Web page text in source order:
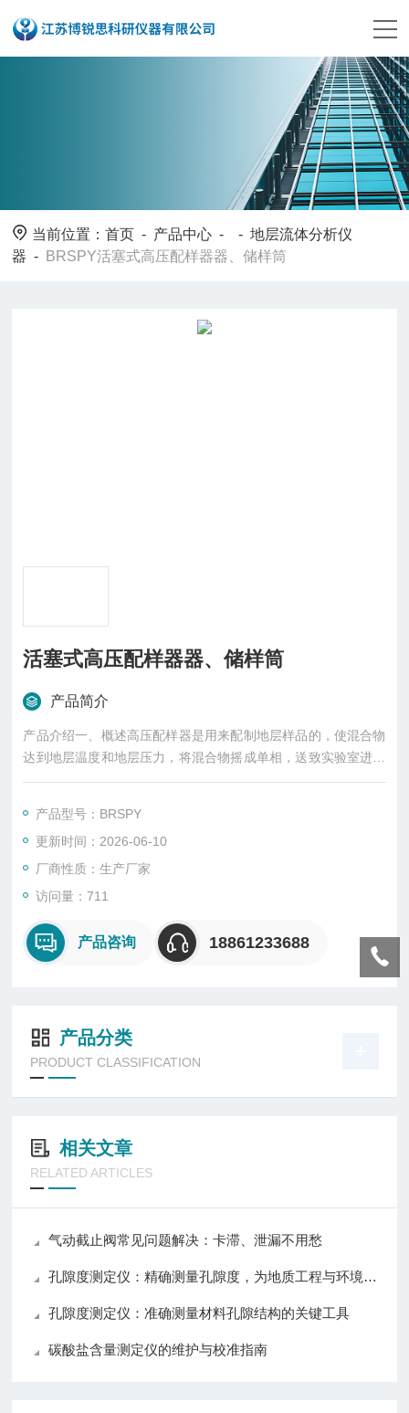
当前位置：首页 - 产品中心 - -地层流体分析仪
器 - BRSPY活塞式高压配样器器、储样筒
活塞式高压配样器器、储样筒
产品简介
产品介绍一、概述高压配样器是用来配制地层样品的，使混合物
达到地层温度和地层压力，将混合物摇成单相，送致实验室进行
油藏流体分析
产品型号：BRSPY
更新时间：2026-06-10
厂商性质：生产厂家
访问量：711
产品咨询 18861233688
产品分类
PRODUCT CLASSIFICATION
相关文章
RELATED ARTICLES
气动截止阀常见问题解决：卡滞、泄漏不用愁
孔隙度测定仪：精确测量孔隙度，为地质工程与环境科学提供可靠数据
孔隙度测定仪：准确测量材料孔隙结构的关键工具
碳酸盐含量测定仪的维护与校准指南